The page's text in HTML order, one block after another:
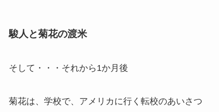
駿人と菊花の渡米
そして・・・それから1か月後
菊花は、学校で、アメリカに行く転校のあいさつ